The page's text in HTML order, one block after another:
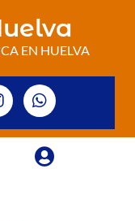
EN HUELVA